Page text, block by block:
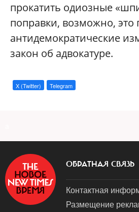
прокатить одиозные
поправки, возможно, это
антидемократические
закон об адвокатуре.
X (Twitter) Telegram
ОБРАТНАЯ СВЯЗЬ
Контактная
Размещение